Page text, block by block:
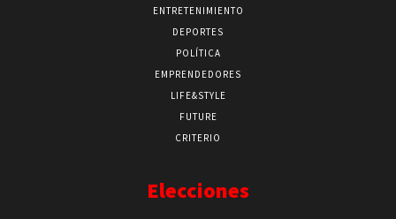
ENTRETENIMIENTO
DEPORTES
POLÍTICA
EMPRENDEDORES
LIFE&STYLE
FUTURE
CRITERIO
Elecciones